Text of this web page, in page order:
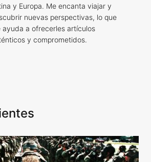
y Europa. Me encanta viajar y
nuevas perspectivas, lo que
ayuda a ofrecerles artículos
y comprometidos.